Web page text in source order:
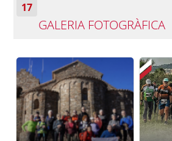
17
GALERIA FOTOGRÀFICA